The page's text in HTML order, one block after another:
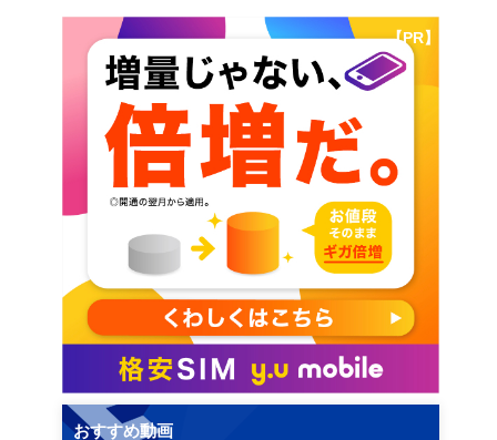
【PR】
おすすめ動画